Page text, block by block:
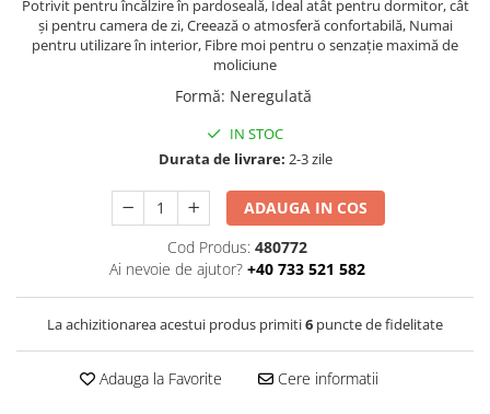
QUADRIX
QUADRIX COMPOZIT
SETURI CHIUVETA DE BUCATARIE SI
SITE / COSURI INOX
STYLUX
Potrivit pentru încălzire în pardoseală, Ideal atât pentru dormitor, cât
și pentru camera de zi, Creează o atmosferă confortabilă, Numai
pentru utilizare în interior, Fibre moi pentru o senzație maximă de
moliciune
Formă: Neregulată
IN STOC
Durata de livrare: 2-3 zile
ADAUGA IN COS
Cod Produs: 480772
Ai nevoie de ajutor? +40 733 521 582
La achizitionarea acestui produs primiti6 puncte de fidelitate
Adauga la Favorite Cere informatii